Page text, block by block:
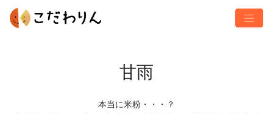
甘雨
本当に米粉・・・？